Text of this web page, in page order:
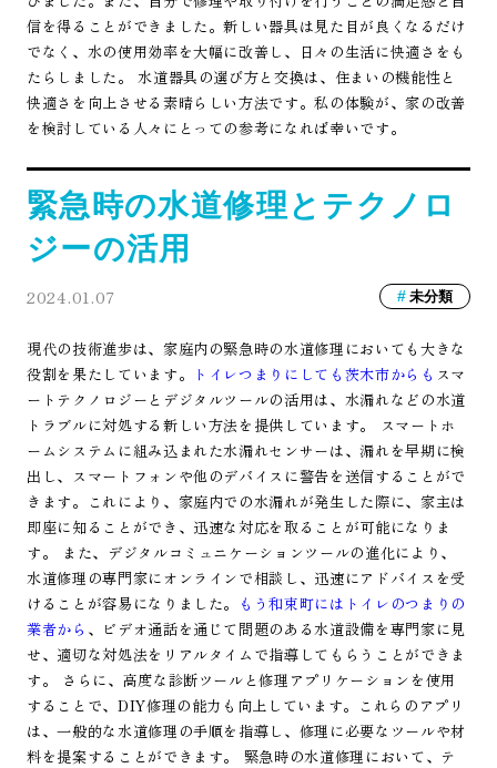
信を得ることができました。新しい器具は見た目が良くなるだけ
でなく、水の使用効率を大幅に改善し、日々の生活に快適さをも
たらしました。 水道器具の選び方と交換は、住まいの機能性と
快適さを向上させる素晴らしい方法です。私の体験が、家の改善
を検討している人々にとっての参考になれば幸いです。
緊急時の水道修理とテクノロ
ジーの活用
2024.01.07 未分類
現代の技術進歩は、家庭内の緊急時の水道修理においても大きな
役割を果たしています。
トイレつまりにしても茨木市からも スマ
ートテクノロジーとデジタルツールの活用は、水漏れなどの水道
トラブルに対処する新しい方法を提供しています。 スマートホ
ームシステムに組み込まれた水漏れセンサーは、漏れを早期に検
出し、スマートフォンや他のデバイスに警告を送信することがで
きます。これにより、家庭内での水漏れが発生した際に、家主は
即座に知ることができ、迅速な対応を取ることが可能になりま
す。 また、デジタルコミュニケーションツールの進化により、
水道修理の専門家にオンラインで相談し、迅速にアドバイスを受
けることが容易になりました。
もう和束町にはトイレのつまりの
業者から 、ビデオ通話を通じて問題のある水道設備を専門家に見
せ、適切な対処法をリアルタイムで指導してもらうことができま
す。 さらに、高度な診断ツールと修理アプリケーションを使用
することで、DIY修理の能力も向上しています。これらのアプリ
は、一般的な水道修理の手順を指導し、修理に必要なツールや材
料を提案することができます。 緊急時の水道修理において、テ